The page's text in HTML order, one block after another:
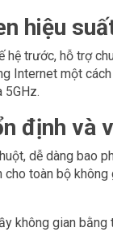
hiệu
trước, hỗ trợ
Internet một
5GHz.
định và
dễ dàng bao
toàn bộ
không gian